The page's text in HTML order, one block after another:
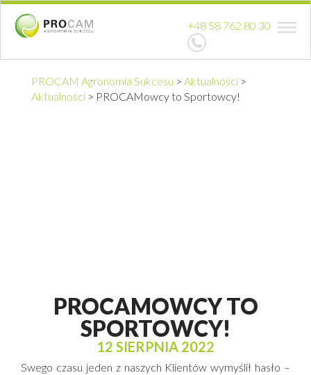
+48 58 762 80 30
PROCAM Agronomia Sukcesu > Aktualności >
Aktualności > PROCAMowcy to Sportowcy!
PROCAMOWCY TO
SPORTOWCY!
12 SIERPNIA 2022
Swego czasu jeden z naszych Klientów wymyślił hasło –